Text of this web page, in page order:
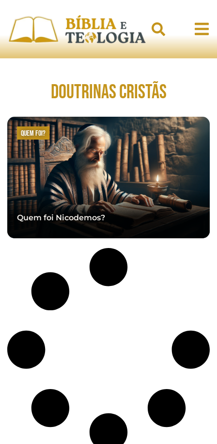
Doutrinas Cristãs
Quem foi Nicodemos?
Quem foi?